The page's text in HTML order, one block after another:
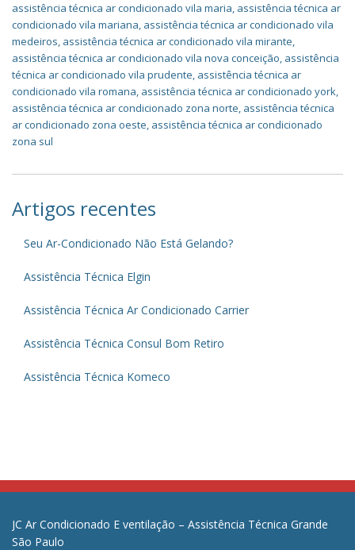
assistência técnica ar condicionado vila maria, assistência técnica ar
condicionado vila mariana, assistência técnica ar condicionado vila
medeiros, assistência técnica ar condicionado vila mirante,
assistência técnica ar condicionado vila nova conceição, assistência
técnica ar condicionado vila prudente, assistência técnica ar
condicionado vila romana, assistência técnica ar condicionado york,
assistência técnica ar condicionado zona norte, assistência técnica
ar condicionado zona oeste, assistência técnica ar condicionado
zona sul
Artigos recentes
Seu Ar-Condicionado Não Está Gelando?
Assistência Técnica Elgin
Assistência Técnica Ar Condicionado Carrier
Assistência Técnica Consul Bom Retiro
Assistência Técnica Komeco
JC Ar Condicionado E ventilação – Assistência Técnica Grande
São Paulo